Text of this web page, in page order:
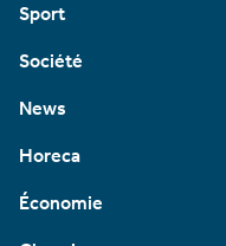
Sport
Société
News
Horeca
Économie